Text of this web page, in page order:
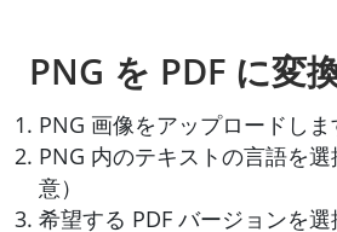
PNG を PDF に変
PNG 画像をアップロードしま
PNG 内のテキストの言語を
意）
希望する PDF バージョンを